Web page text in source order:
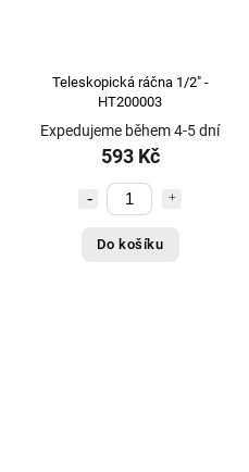
Teleskopická ráčna 1/2" -
HT200003
Expedujeme během 4-5 dní
593 Kč
Do košíku